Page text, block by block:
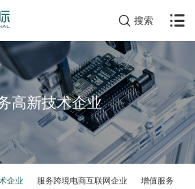
搜索
高新技术企业
企业 服务跨境电商互联网企业 增值服务